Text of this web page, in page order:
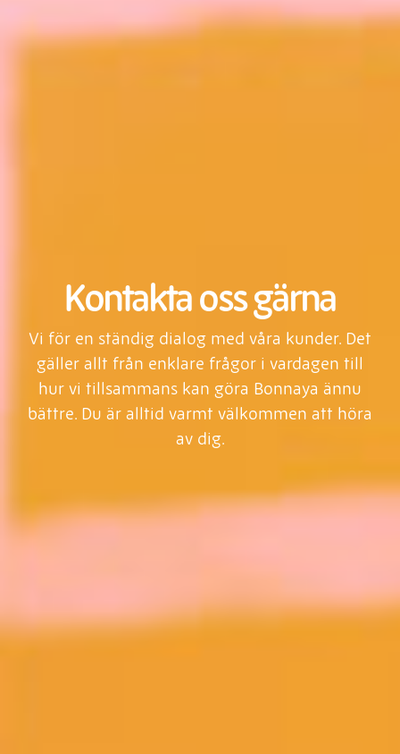
Kontakta oss gärna
Vi för en ständig dialog med våra kunder. Det
gäller allt från enklare frågor i vardagen till
hur vi tillsammans kan göra Bonnaya ännu
bättre. Du är alltid varmt välkommen att höra
av dig.